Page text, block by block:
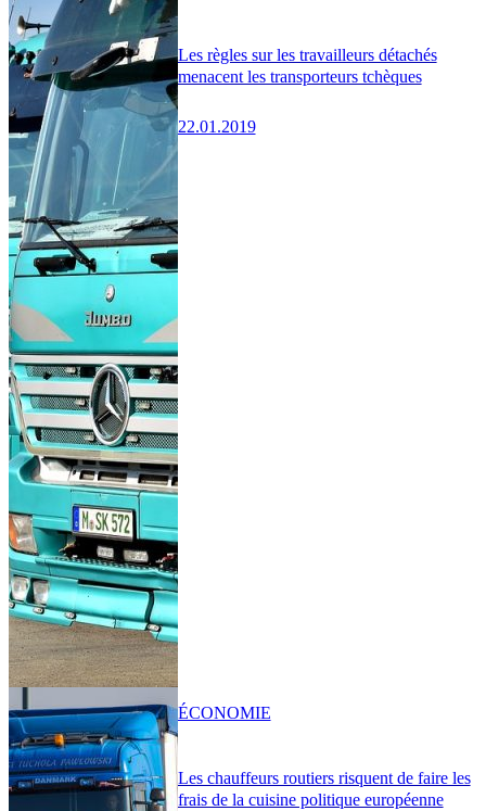
Les règles sur les travailleurs détachés
menacent les transporteurs tchèques
22.01.2019
Les chauffeurs routiers risquent de faire les
frais de la cuisine politique européenne
ÉCONOMIE